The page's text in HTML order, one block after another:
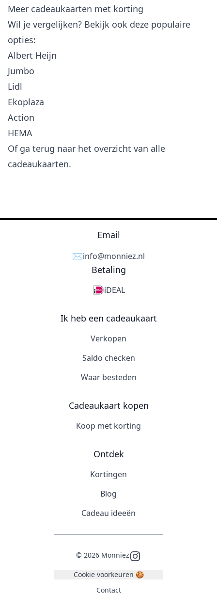
Meer cadeaukaarten met korting
Wil je vergelijken? Bekijk ook deze populaire
opties:
Albert Heijn
Jumbo
Lidl
Ekoplaza
Action
HEMA
Of ga terug naar het overzicht van alle
cadeaukaarten.
Email
✉️info@monniez.nl
Betaling
iDEAL
Ik heb een cadeaukaart
Verkopen
Saldo checken
Waar besteden
Cadeaukaart kopen
Koop met korting
Ontdek
Kortingen
Blog
Cadeau ideeën
© 2026 MonniezInstagram
Cookie voorkeuren 🍪
Contact